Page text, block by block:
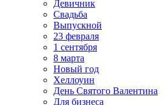
Девичник
Свадьба
Выпускной
23 февраля
1 сентября
8 марта
Новый год
Хеллоуин
День Святого Валентина
Для бизнеса